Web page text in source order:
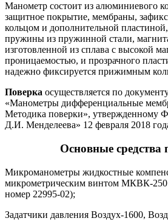
Манометр состоит из алюминиевого
защитное покрытие, мембраны,
кольцом и дополнительной
пружины из пружинной стали,
изготовленной из сплава с высокой
проницаемостью, и прозрачного
надежно фиксируется прижимным
Поверка осуществляется по
«Манометры дифференциальные
Методика поверки»,
Д.И. Менделеева» 12 февраля 2018
Основные средства
Микроманометры жидкостные
микрометрическим винтом МКВК-250
номер 22995-02);
Задатчики давления Воздух-1600,